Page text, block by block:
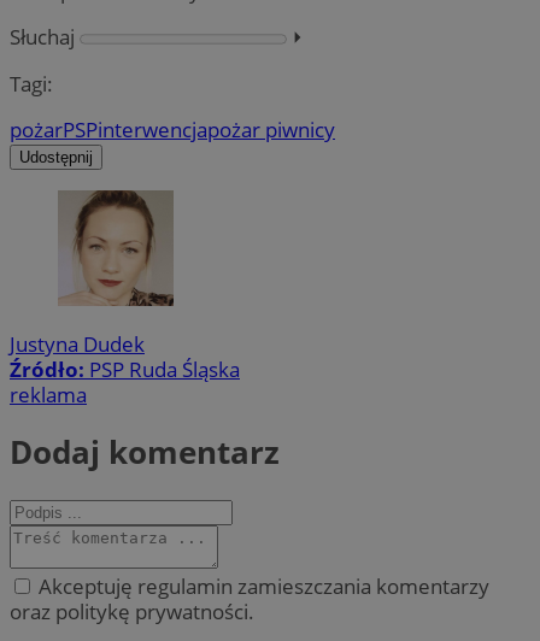
Słuchaj
⏵︎
Tagi:
pożarPSPinterwencjapożar piwnicy
Udostępnij
Justyna Dudek
Źródło: PSP Ruda Śląska
reklama
Dodaj komentarz
Akceptuję regulamin zamieszczania komentarzy
oraz politykę prywatności.